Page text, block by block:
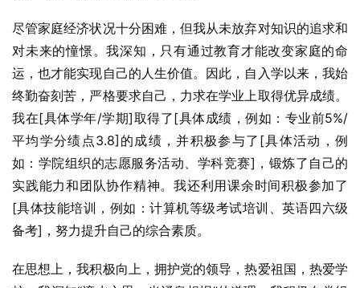
尽管家庭经济状况十分困难，但我从未放弃对知识的追求和
对未来的憧憬。我深知，只有通过教育才能改变家庭的命
运，也才能实现自己的人生价值。因此，自入学以来，我始
终勤奋刻苦，严格要求自己，力求在学业上取得优异成绩。
我在[具体学年/学期]取得了[具体成绩，例如：专业前5%/
平均学分绩点3.8]的成绩，并积极参与了[具体活动，例
如：学院组织的志愿服务活动、学科竞赛]，锻炼了自己的
实践能力和团队协作精神。我还利用课余时间积极参加了
[具体技能培训，例如：计算机等级考试培训、英语四六级
备考]，努力提升自己的综合素质。
在思想上，我积极向上，拥护党的领导，热爱祖国，热爱学